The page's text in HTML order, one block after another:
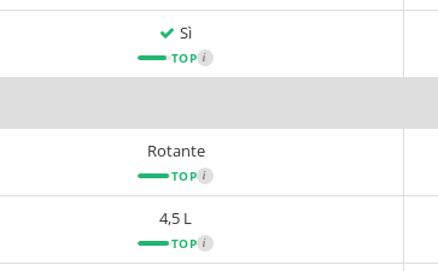
Sì
TOP i
Rotante
TOP i
4,5 L
TOP i